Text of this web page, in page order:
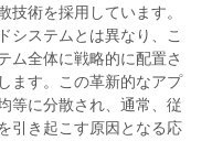
術を採用しています。
システムとは異なり、こ
ム全体に戦略的に配置さ
ます。この革新的なアプ
等に分散され、通常、従
引き起こす原因となる応